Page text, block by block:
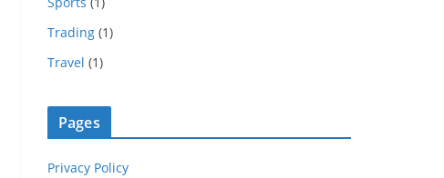
Trading (1)
Travel (1)
Pages
Privacy Policy